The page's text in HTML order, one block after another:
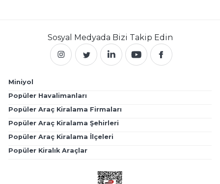
Sosyal Medyada Bizi Takip Edin
Miniyol
Popüler Havalimanları
Popüler Araç Kiralama Firmaları
Popüler Araç Kiralama Şehirleri
Popüler Araç Kiralama İlçeleri
Popüler Kiralık Araçlar